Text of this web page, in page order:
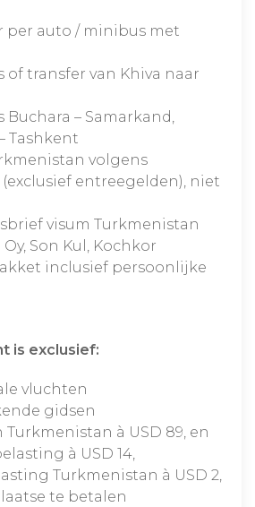
per auto / minibus met
transfer van Khiva naar
– Samarkand,
Tashkent
volgens
entreegelden), niet
visum Turkmenistan
Son Kul, Kochkor
inclusief persoonlijke
is exclusief:
vluchten
gidsen
à USD 89, en
à USD 14,
Turkmenistan à USD 2,
te betalen